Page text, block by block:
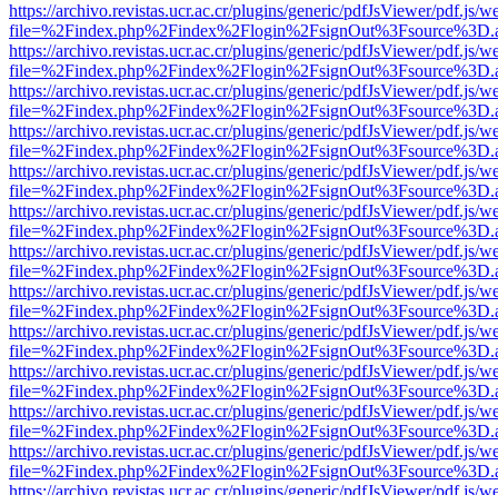
https://archivo.revistas.ucr.ac.cr/plugins/generic/pdfJsViewer/pdf.js/
https://archivo.revistas.ucr.ac.cr/plugins/generic/pdfJsViewer/pdf.js/
https://archivo.revistas.ucr.ac.cr/plugins/generic/pdfJsViewer/pdf.js/
https://archivo.revistas.ucr.ac.cr/plugins/generic/pdfJsViewer/pdf.js/
https://archivo.revistas.ucr.ac.cr/plugins/generic/pdfJsViewer/pdf.js/
https://archivo.revistas.ucr.ac.cr/plugins/generic/pdfJsViewer/pdf.js/
https://archivo.revistas.ucr.ac.cr/plugins/generic/pdfJsViewer/pdf.js/
https://archivo.revistas.ucr.ac.cr/plugins/generic/pdfJsViewer/pdf.js/
https://archivo.revistas.ucr.ac.cr/plugins/generic/pdfJsViewer/pdf.js/
https://archivo.revistas.ucr.ac.cr/plugins/generic/pdfJsViewer/pdf.js/
https://archivo.revistas.ucr.ac.cr/plugins/generic/pdfJsViewer/pdf.js/
https://archivo.revistas.ucr.ac.cr/plugins/generic/pdfJsViewer/pdf.js/
https://archivo.revistas.ucr.ac.cr/plugins/generic/pdfJsViewer/pdf.js/